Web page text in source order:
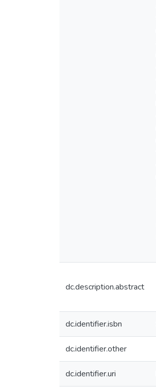
dc.description.abstract
dc.identifier.isbn
dc.identifier.other
dc.identifier.uri